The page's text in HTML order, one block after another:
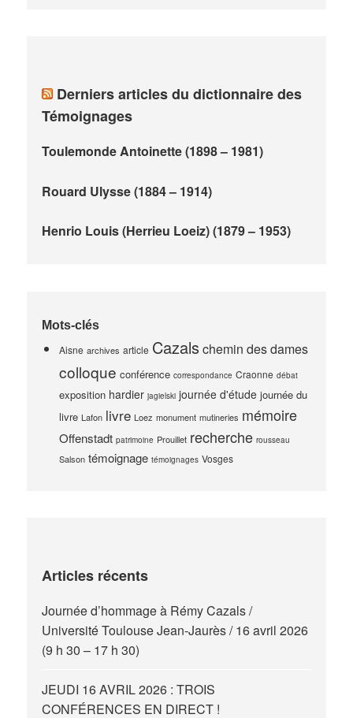
Derniers articles du dictionnaire des
Témoignages
Toulemonde Antoinette (1898 – 1981)
Rouard Ulysse (1884 – 1914)
Henrio Louis (Herrieu Loeiz) (1879 – 1953)
Mots-clés
Aisne archives article Cazals chemin des dames
colloque conférence correspondance Craonne débat
exposition hardier jagielski journée d'étude journée du
livre Lafon livre Loez monument mutineries mémoire
Offenstadt patrimoine Prouillet recherche rousseau
Salson témoignage témoignages Vosges
Articles récents
Journée d’hommage à Rémy Cazals /
Université Toulouse Jean-Jaurès / 16 avril 2026
(9 h 30 – 17 h 30)
JEUDI 16 AVRIL 2026 : TROIS
CONFÉRENCES EN DIRECT !